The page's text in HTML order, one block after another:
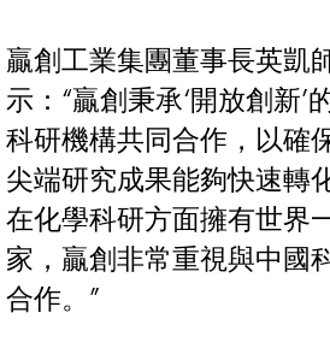
贏創工業集團董事長英凱
示：“贏創秉承‘開放創新’
科研機構共同合作，以確
尖端研究成果能夠快速轉
在化學科研方面擁有世界
家，贏創非常重視與中國
合作。”